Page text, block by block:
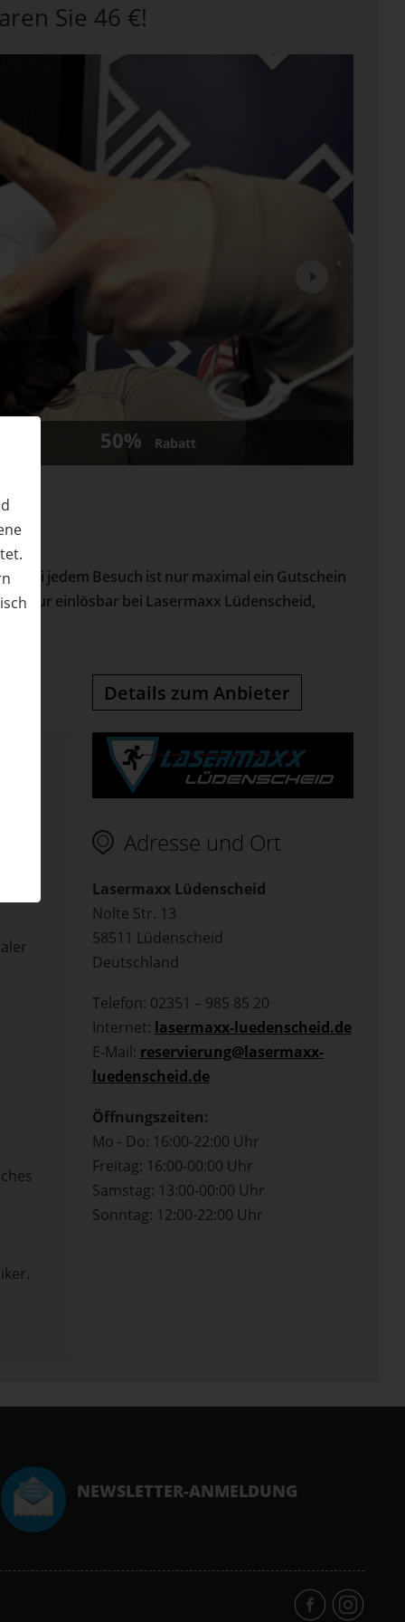
Sie 46 €!
50% Rabatt
Bei jedem Besuch ist nur maximal ein Gutschein
Nur einlösbar bei Lasermaxx Lüdenscheid,
Details zum Anbieter
Adresse und Ort
Lasermaxx Lüdenscheid
Nolte Str. 13
58511 Lüdenscheid
Deutschland
Telefon: 02351 – 985 85 20
Internet: lasermaxx-luedenscheid.de
E-Mail: reservierung@lasermaxx-
luedenscheid.de
Öffnungszeiten:
Mo - Do: 16:00-22:00 Uhr
Freitag: 16:00-00:00 Uhr
Samstag: 13:00-00:00 Uhr
Sonntag: 12:00-22:00 Uhr
NEWSLETTER-ANMELDUNG